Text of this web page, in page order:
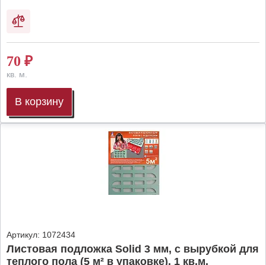
70 ₽
кв. м.
В корзину
Артикул: 1072434
Листовая подложка Solid 3 мм, с вырубкой для
теплого пола (5 м² в упаковке), 1 кв.м.